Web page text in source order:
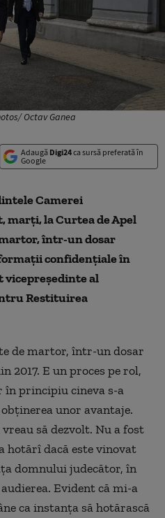
Octav Ganea
Adaugă Digi24ca sursă preferată în
Google
Camerei
marţi, la Curtea de Apel
într-un dosar
confidenţiale în
vicepreşedinte al
Restituirea
de martor, într-un dosar
2017. E un proces pe rol,
în principiu cineva s-a
unor avantaje.
să dezvolt. Nu a fost
hotărî dacă este vinovat
domnului judecător, în
Evident că mi-a
ca instanţa să hotărască